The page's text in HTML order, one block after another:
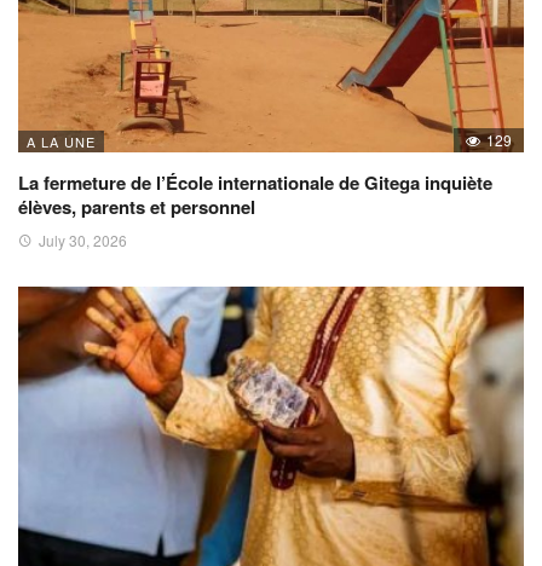
A LA UNE 129
La fermeture de l’École internationale de Gitega inquiète
élèves, parents et personnel
July 30, 2026